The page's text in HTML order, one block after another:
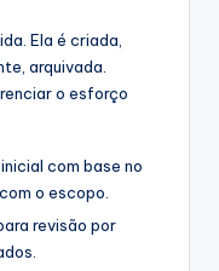
Ela é criada,
arquivada.
o esforço
com base no
o escopo.
revisão por